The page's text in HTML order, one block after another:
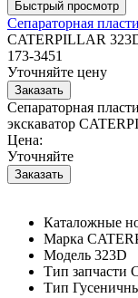
Сепараторная
CATERPILLAR
173-3451
Уточняйте цену
Сепараторная
экскаватор
Цена:
Уточняйте
Каталожные
Марка
Модель 323D
Тип запчасти
Тип